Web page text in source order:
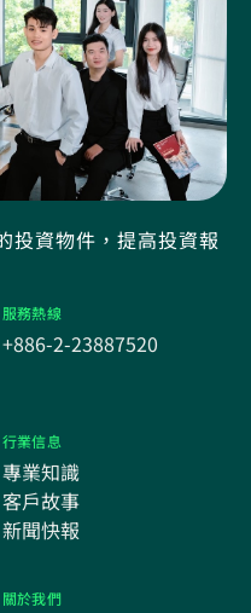
投資物件，提高投資報
服務熱線
+886-2-23887520
行業信息
專業知識
客戶故事
新聞快報
關於我們